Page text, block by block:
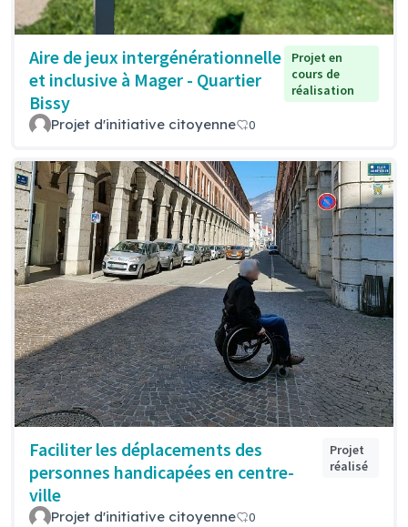
Aire de jeux intergénérationnelle
et inclusive à Mager - Quartier
Bissy
Projet en
cours de
réalisation
Projet d'initiative citoyenne 0
Faciliter les déplacements des
personnes handicapées en centre-
ville
Projet
réalisé
Projet d'initiative citoyenne 0